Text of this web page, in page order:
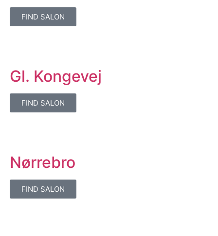
FIND SALON
Gl. Kongevej
FIND SALON
Nørrebro
FIND SALON